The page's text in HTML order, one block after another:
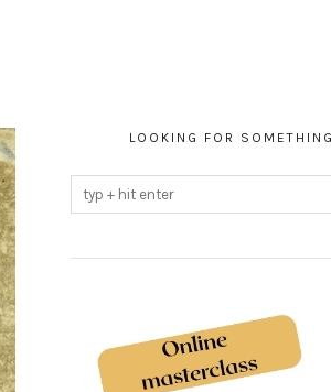
LOOKING FOR